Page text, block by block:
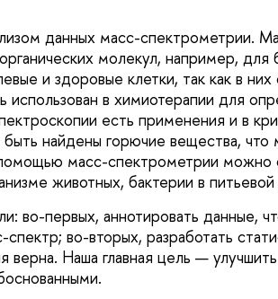
данных масс-спектрометрии.
молекул, например, для
и здоровые клетки, так как в
в химиотерапии для
есть применения и в
найдены горючие вещества,
масс-спектрометрии можно
животных, бактерии в
во-первых, аннотировать данные,
во-вторых, разработать
верна. Наша главная цель —